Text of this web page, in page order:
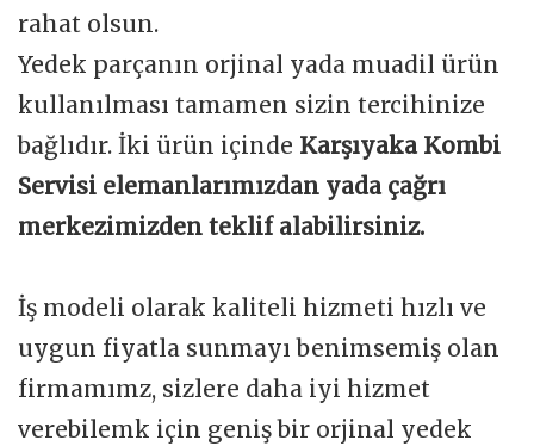
rahat olsun.
Yedek parçanın orjinal yada muadil ürün
kullanılması tamamen sizin tercihinize
bağlıdır. İki ürün içinde Karşıyaka Kombi
Servisi elemanlarımızdan yada çağrı
merkezimizden teklif alabilirsiniz.
İş modeli olarak kaliteli hizmeti hızlı ve
uygun fiyatla sunmayı benimsemiş olan
firmamımz, sizlere daha iyi hizmet
verebilemk için geniş bir orjinal yedek